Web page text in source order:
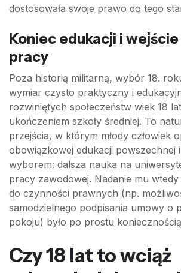
dostosowała swoje prawo do tego
Koniec edukacji i
pracy
Poza historią militarną, wybór 18.
wymiar czysto praktyczny i
rozwiniętych społeczeństw wiek 18
ukończeniem szkoły średniej. To
przejścia, w którym młody człowiek
obowiązkowej edukacji powszechnej
wyborem: dalsza nauka na
pracy zawodowej. Nadanie mu wtedy
do czynności prawnych (np.
samodzielnego podpisania umowy o
pokoju) było po prostu
Czy 18 lat to wciąż